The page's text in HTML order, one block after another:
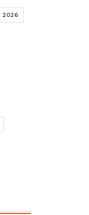
2026